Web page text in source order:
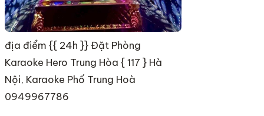
địa điểm {{ 24h }} Đặt Phòng
Karaoke Hero Trung Hòa { 117 } Hà
Nội, Karaoke Phố Trung Hoà
0949967786